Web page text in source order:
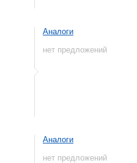
Аналоги
нет предложений
Аналоги
нет предложений